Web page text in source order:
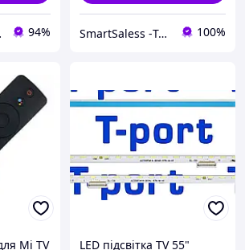
94% SmartSaless -Територія розумних продажів. Інтернет магазин електроніки та товарів для відпочінку 100%
Mi TV LED підсвітка TV 55"